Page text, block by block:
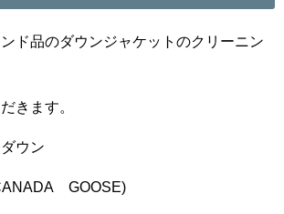
ド品のダウンジャケットのクリーニン
きます。
ウン
GOOSE)